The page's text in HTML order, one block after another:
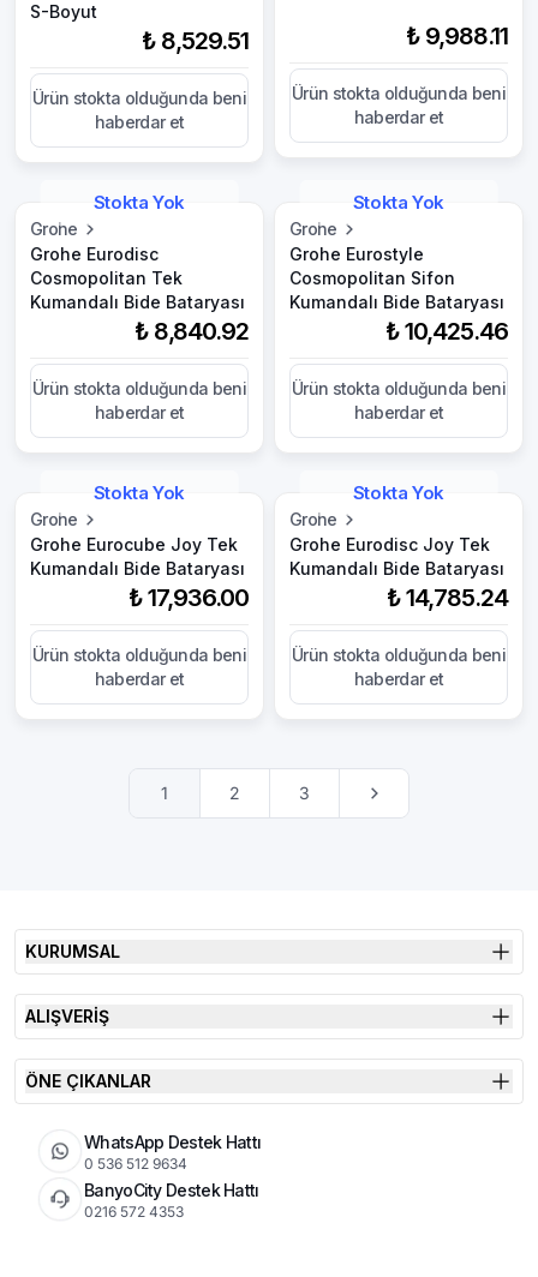
S-Boyut
₺ 8,529.51
Ürün stokta olduğunda beni
haberdar et
₺ 9,988.11
Ürün stokta olduğunda beni
haberdar et
Stokta Yok
Grohe
Grohe Eurodisc
Cosmopolitan Tek
Kumandalı Bide Bataryası
₺ 8,840.92
Ürün stokta olduğunda beni
haberdar et
Stokta Yok
Grohe
Grohe Eurostyle
Cosmopolitan Sifon
Kumandalı Bide Bataryası
₺ 10,425.46
Ürün stokta olduğunda beni
haberdar et
Stokta Yok
Grohe
Grohe Eurocube Joy Tek
Kumandalı Bide Bataryası
₺ 17,936.00
Ürün stokta olduğunda beni
haberdar et
Stokta Yok
Grohe
Grohe Eurodisc Joy Tek
Kumandalı Bide Bataryası
₺ 14,785.24
Ürün stokta olduğunda beni
haberdar et
1 2 3
KURUMSAL
ALIŞVERİŞ
ÖNE ÇIKANLAR
WhatsApp Destek Hattı
0 536 512 9634
BanyoCity Destek Hattı
0216 572 4353